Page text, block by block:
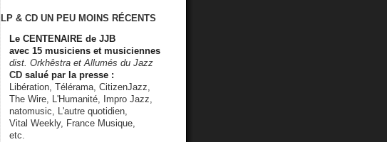
LP & CD UN PEU MOINS RÉCENTS
Le CENTENAIRE de JJB
avec 15 musiciens et musiciennes
dist. Orkhêstra et Allumés du Jazz
CD salué par la presse :
Libération, Télérama, CitizenJazz,
The Wire, L'Humanité, Impro Jazz,
natomusic, L'autre quotidien,
Vital Weekly, France Musique,
etc.